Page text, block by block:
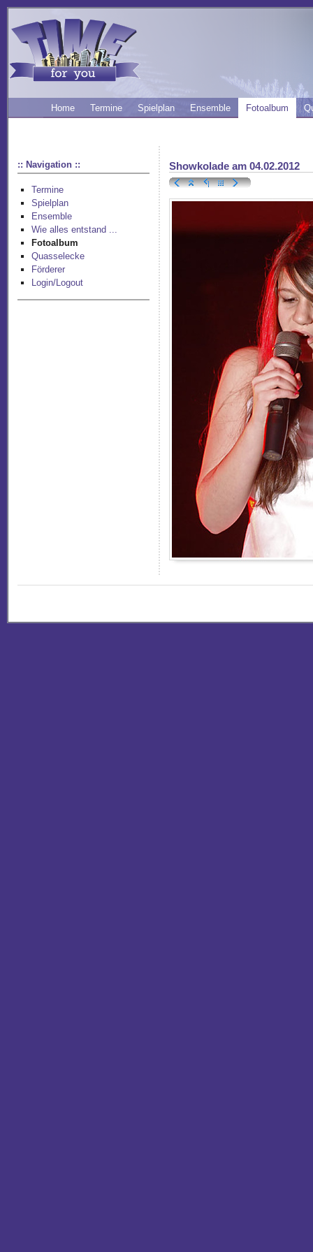
Home Termine Spielplan Ensemble Fotoalbum
:: Navigation ::
Termine
Spielplan
Ensemble
Wie alles entstand ...
Fotoalbum
Quasselecke
Förderer
Login/Logout
Showkolade am 04.02.2012